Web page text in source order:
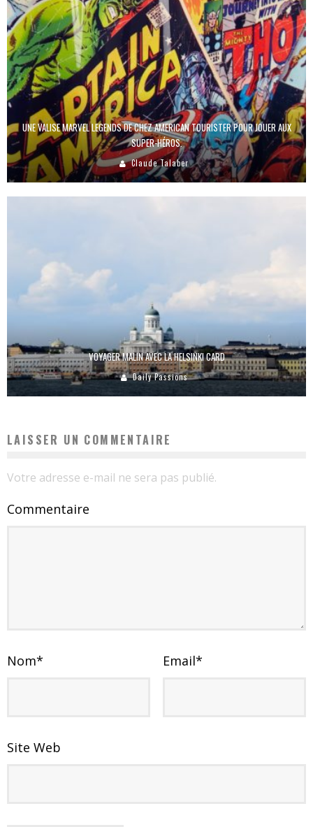
UNE VALISE MARVEL LEGENDS DE CHEZ AMERICAN TOURISTER POUR JOUER AUX
SUPER-HÉROS.
Claude Talaber
VOYAGER MALIN AVEC LA HELSINKI CARD
Daily Passions
LAISSER UN COMMENTAIRE
Votre adresse e-mail ne sera pas publié.
Commentaire
Nom* Email*
Site Web